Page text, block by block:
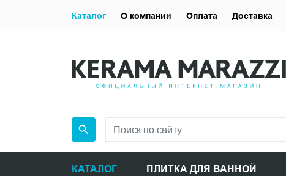
КАТАЛОГ ПЛИТКА ДЛЯ ВАННОЙ
Каталог О компании Оплата Доставка